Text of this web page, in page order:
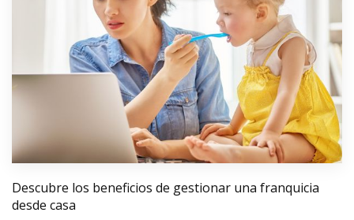
Descubre los beneficios de gestionar una franquicia
desde casa